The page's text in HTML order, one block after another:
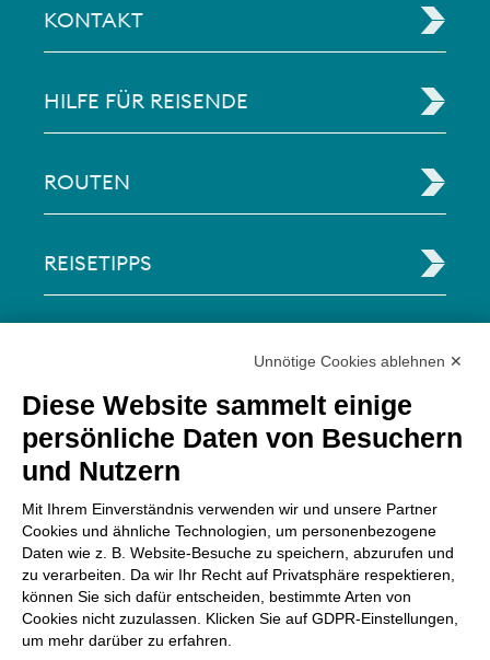
KONTAKT
HILFE FÜR REISENDE
ROUTEN
REISETIPPS
Via Paolo Bembo, 70 37062
Dossobuono di Villafranca (VR) Italy
Unnötige Cookies ablehnen ✕
Diese Website sammelt einige
persönliche Daten von Besuchern
und Nutzern
Mit Ihrem Einverständnis verwenden wir und unsere Partner
Cookies und ähnliche Technologien, um personenbezogene
Daten wie z. B. Website-Besuche zu speichern, abzurufen und
zu verarbeiten. Da wir Ihr Recht auf Privatsphäre respektieren,
können Sie sich dafür entscheiden, bestimmte Arten von
Cookies nicht zuzulassen. Klicken Sie auf GDPR-Einstellungen,
um mehr darüber zu erfahren.